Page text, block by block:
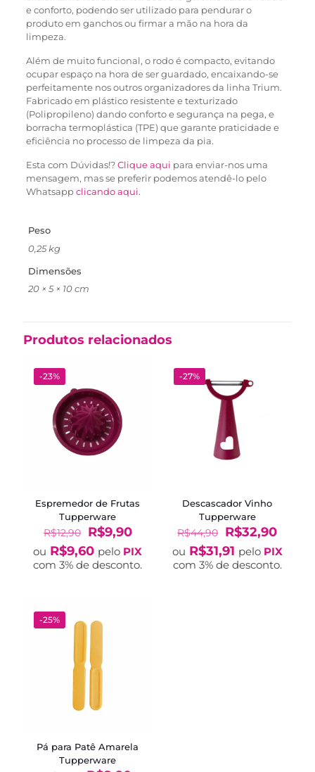
e conforto, podendo ser utilizado para pendurar o
produto em ganchos ou firmar a mão na hora da
limpeza.
Além de muito funcional, o rodo é compacto, evitando
ocupar espaço na hora de ser guardado, encaixando-se
perfeitamente nos outros organizadores da linha Trium.
Fabricado em plástico resistente e texturizado
(Polipropileno) dando conforto e segurança na pega, e
borracha termoplástica (TPE) que garante praticidade e
eficiência no processo de limpeza da pia.
Esta com Dúvidas!?Clique aqui para enviar-nos uma
mensagem, mas se preferir podemos atendê-lo pelo
Whatsappclicando aqui.
Peso
0,25 kg
Dimensões
20 × 5 × 10 cm
Produtos relacionados
-23%
Espremedor de Frutas
Tupperware
R$12,90
O
preço
original
era:
R$9,90O
preço
atual
é:
ou R$9,60 pelo PIX
com 3% de desconto.
-27%
Descascador Vinho
Tupperware
R$44,90 O
preço
original
era:
R$32,90O
preço
atual
é:
ou R$31,91 pelo PIX
com 3% de desconto.
-25%
Pá para Patê Amarela
Tupperware